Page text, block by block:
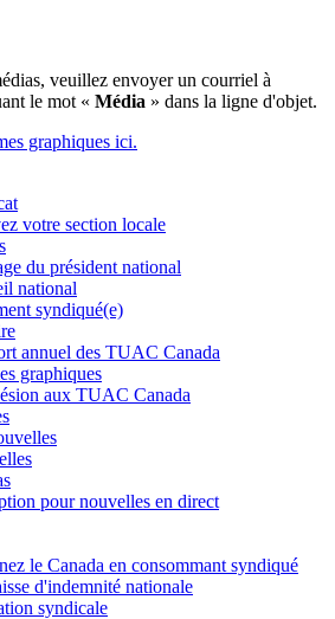
veuillez envoyer un courriel à
le mot « Média » dans la ligne d'objet.
graphiques ici.
votre section locale
du président national
national
syndiqué(e)
annuel des TUAC Canada
graphiques
aux TUAC Canada
pour nouvelles en direct
le Canada en consommant syndiqué
d'indemnité nationale
syndicale